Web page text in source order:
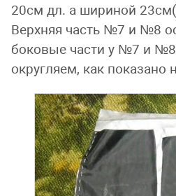
20см дл. а шириной
Верхняя часть №7 и №8
боковые части у №7 и
округляем, как показано